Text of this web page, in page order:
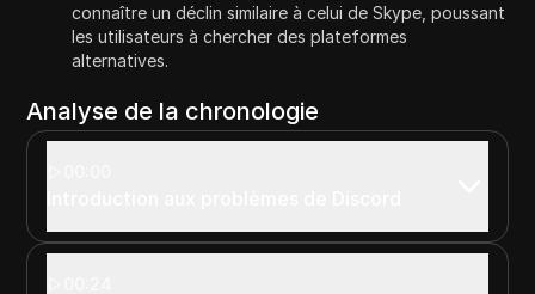
connaître un déclin similaire à celui de Skype, poussant
les utilisateurs à chercher des plateformes
alternatives.
Analyse de la chronologie